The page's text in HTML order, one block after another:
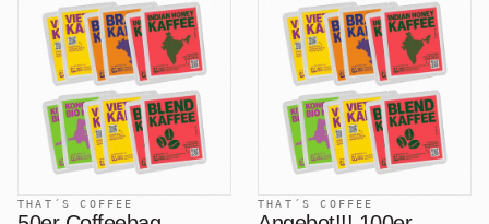
THAT´S COFFEE THAT´S COFFEE